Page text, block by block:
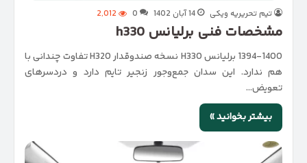
تیم تحریریه ویکی 14 آبان 1402 0
2,012
مشخصات فنی برلیانس h330
1394-1400 برلیانس H330 نسخه صندوقدار H320 تفاوت چندانی با
هم ندارد. این سدان جمع‌و‌جور زنجیر تایم دارد و دردسرهای
تعویض…
بیشتر بخوانید »